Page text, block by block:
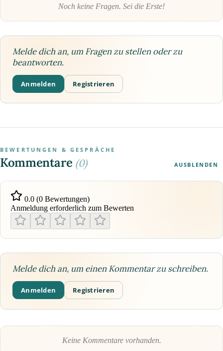
Noch keine Fragen. Sei die Erste!
Melde dich an, um Fragen zu stellen oder zu
beantworten.
Anmelden Registrieren
BEWERTUNGEN & GESPRÄCHE
Kommentare (0) AUSBLENDEN
0.0 (0 Bewertungen)
Anmeldung erforderlich zum Bewerten
Melde dich an, um einen Kommentar zu schreiben.
Anmelden Registrieren
Keine Kommentare vorhanden.